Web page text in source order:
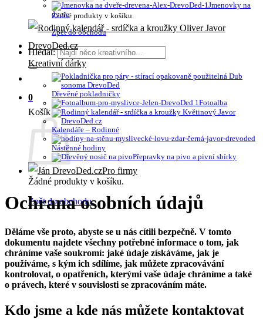
Žádné produkty v košíku.
Zpět do obchodu
Hledat:
0
Košík
Žádné produkty v košíku.
Zpět do obchodu
Jmenovky na
dveře
Kreativní dárky
Dřevěné pokladničky
Fotoalba
Kalendáře – Rodinné
Nástěnné hodiny
Přepravky na pivo a pivní sbírky
Pro firmy
Ochrana osobních údajů
Děláme vše proto, abyste se u nás cítili bezpečně. V tomto
dokumentu najdete všechny potřebné informace o tom, jak
chráníme vaše soukromí: jaké údaje získáváme, jak je
používáme, s kým ich sdílíme, jak můžete zpracovávání
kontrolovat, o opatřeních, kterými vaše údaje chráníme a také
o právech, které v souvislosti se zpracováním máte.
Kdo jsme a kde nás můžete kontaktovat